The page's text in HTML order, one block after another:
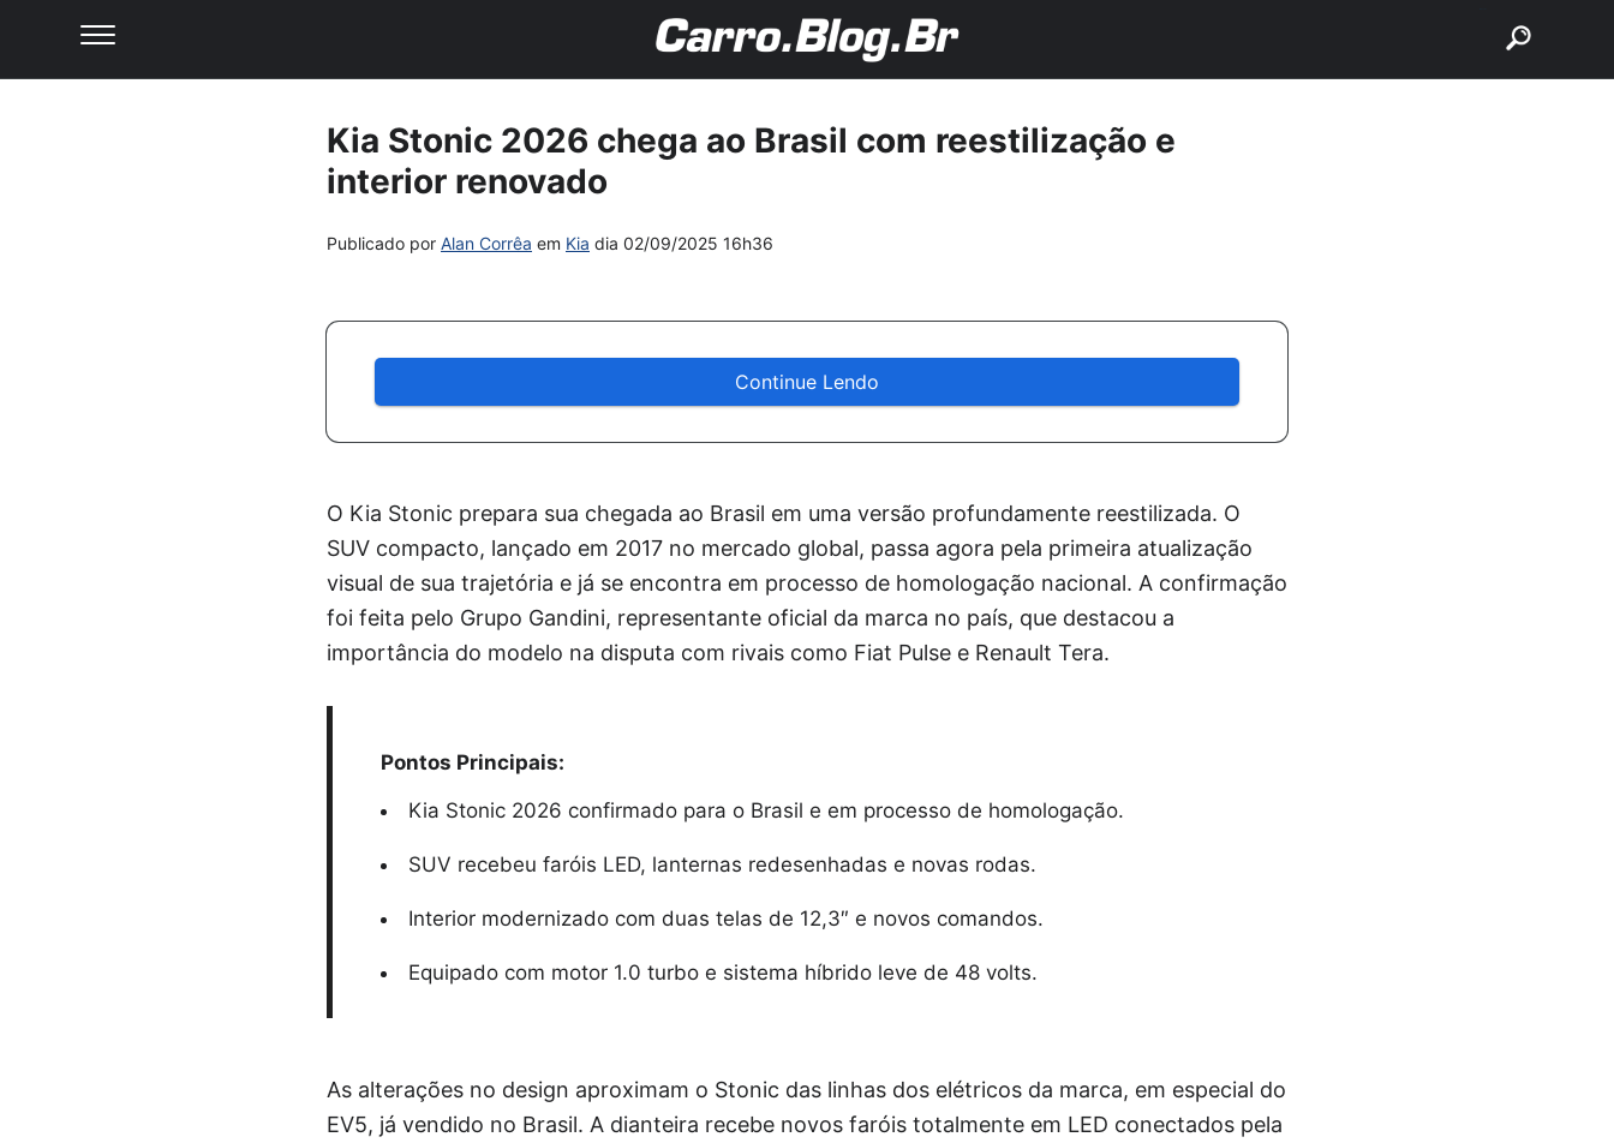
Kia Stonic 2026 chega ao Brasil com reestilização e
interior renovado
Publicado por Alan Corrêa em Kia dia 02/09/2025 16h36
Continue Lendo
O Kia Stonic prepara sua chegada ao Brasil em uma versão profundamente reestilizada. O
SUV compacto, lançado em 2017 no mercado global, passa agora pela primeira atualização
visual de sua trajetória e já se encontra em processo de homologação nacional. A confirmação
foi feita pelo Grupo Gandini, representante oficial da marca no país, que destacou a
importância do modelo na disputa com rivais como Fiat Pulse e Renault Tera.
Pontos Principais:
Kia Stonic 2026 confirmado para o Brasil e em processo de homologação.
SUV recebeu faróis LED, lanternas redesenhadas e novas rodas.
Interior modernizado com duas telas de 12,3″ e novos comandos.
Equipado com motor 1.0 turbo e sistema híbrido leve de 48 volts.
As alterações no design aproximam o Stonic das linhas dos elétricos da marca, em especial do
EV5, já vendido no Brasil. A dianteira recebe novos faróis totalmente em LED conectados pela